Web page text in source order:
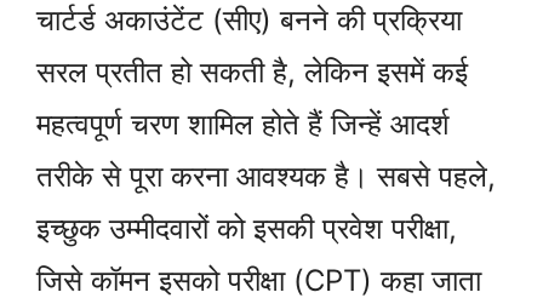
चार्टर्ड अकाउंटेंट (सीए) बनने की प्रक्रिया
सरल प्रतीत हो सकती है, लेकिन इसमें कई
महत्वपूर्ण चरण शामिल होते हैं जिन्हें आदर्श
तरीके से पूरा करना आवश्यक है। सबसे पहले,
इच्छुक उम्मीदवारों को इसकी प्रवेश परीक्षा,
जिसे कॉमन इसको परीक्षा (CPT) कहा जाता